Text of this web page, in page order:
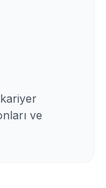
kariyer
ve